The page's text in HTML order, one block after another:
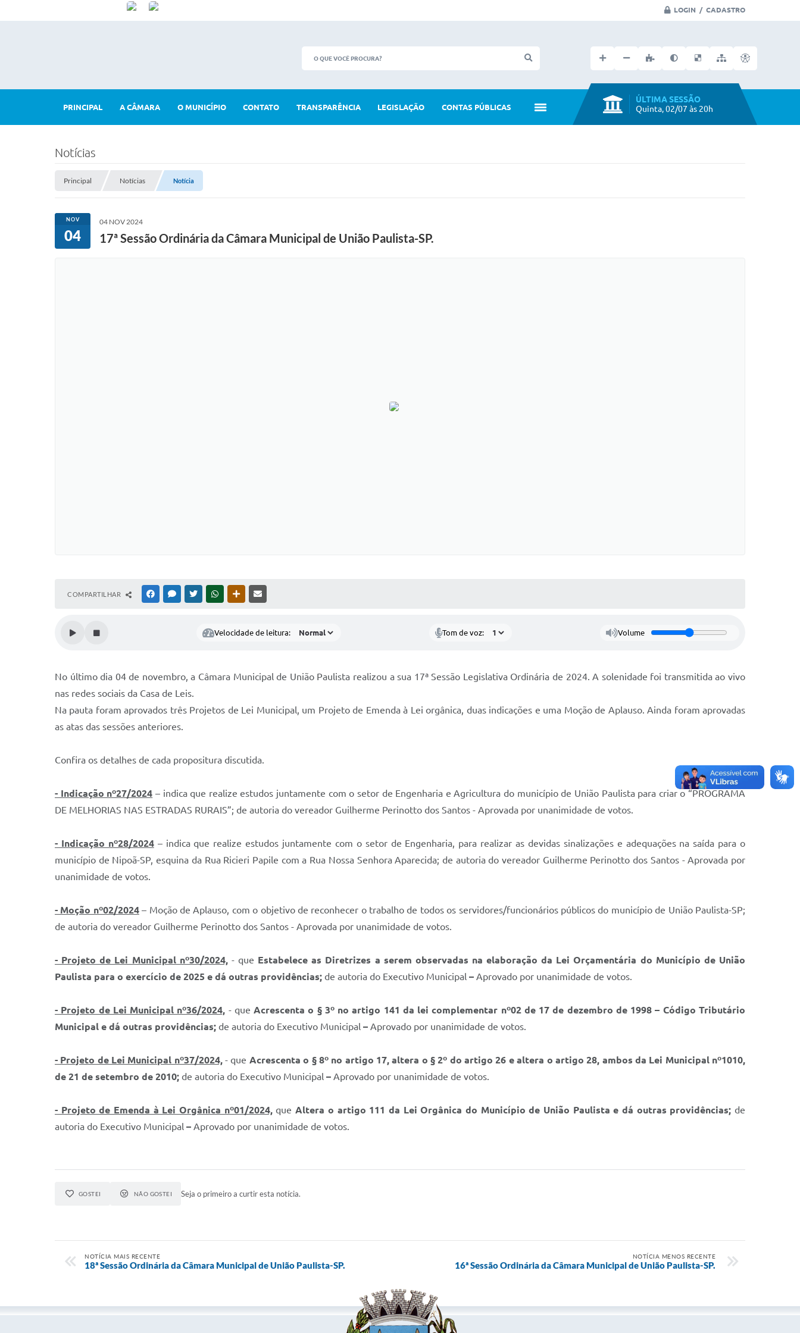
LOGIN / CADASTRO
PRINCIPAL A CÂMARA O MUNICÍPIO CONTATO TRANSPARÊNCIA LEGISLAÇÃO CONTAS PÚBLICAS
ÚLTIMA SESSÃO
Quinta, 02/07 às 20h
Notícias
Principal Notícias Notícia
NOV
04
04 NOV 2024
17ª Sessão Ordinária da Câmara Municipal de União Paulista-SP.
COMPARTILHAR FACEBOOKMESSENGER
TWITTERWHATSAPPOUTRAS MÍDIAS
Velocidade de leitura: Tom de voz: Volume
No último dia 04 de novembro, a Câmara Municipal de União Paulista realizou a sua 17ª Sessão Legislativa Ordinária de 2024. A solenidade foi transmitida ao vivo
nas redes sociais da Casa de Leis.
Na pauta foram aprovados três Projetos de Lei Municipal, um Projeto de Emenda à Lei orgânica, duas indicações e uma Moção de Aplauso. Ainda foram aprovadas
as atas das sessões anteriores.
Confira os detalhes de cada propositura discutida.
- Indicação nº27/2024 – indica que realize estudos juntamente com o setor de Engenharia e Agricultura do município de União Paulista para criar o “PROGRAMA
DE MELHORIAS NAS ESTRADAS RURAIS”; de autoria do vereador Guilherme Perinotto dos Santos - Aprovada por unanimidade de votos.
- Indicação nº28/2024– indica que realize estudos juntamente com o setor de Engenharia, para realizar as devidas sinalizações e adequações na saída para o
município de Nipoã-SP, esquina da Rua Ricieri Papile com a Rua Nossa Senhora Aparecida; de autoria do vereador Guilherme Perinotto dos Santos - Aprovada por
unanimidade de votos.
- Moção nº02/2024– Moção de Aplauso, com o objetivo de reconhecer o trabalho de todos os servidores/funcionários públicos do município de União Paulista-SP;
de autoria do vereador Guilherme Perinotto dos Santos - Aprovada por unanimidade de votos.
- Projeto de Lei Municipal nº30/2024,- que Estabelece as Diretrizes a serem observadas na elaboração da Lei Orçamentária do Município de União
Paulista para o exercício de 2025 e dá outras providências; de autoria do Executivo Municipal – Aprovado por unanimidade de votos.
- Projeto de Lei Municipal nº36/2024, - queAcrescenta o § 3º no artigo 141 da lei complementar nº02 de 17 de dezembro de 1998 – Código Tributário
Municipal e dá outras providências; de autoria do Executivo Municipal – Aprovado por unanimidade de votos.
- Projeto de Lei Municipal nº37/2024,- que Acrescenta o § 8º no artigo 17, altera o § 2º do artigo 26 e altera o artigo 28, ambos da Lei Municipal nº1010,
de 21 de setembro de 2010; de autoria do Executivo Municipal – Aprovado por unanimidade de votos.
- Projeto de Emenda à Lei Orgânica nº01/2024,queAltera o artigo 111 da Lei Orgânica do Município de União Paulista e dá outras providências;de
autoria do Executivo Municipal – Aprovado por unanimidade de votos.
GOSTEI NÃO GOSTEI Seja o primeiro a curtir esta notícia.
NOTÍCIA MAIS RECENTE
18ª Sessão Ordinária da Câmara Municipal de União Paulista-SP.
NOTÍCIA MENOS RECENTE
16ª Sessão Ordinária da Câmara Municipal de União Paulista-SP.